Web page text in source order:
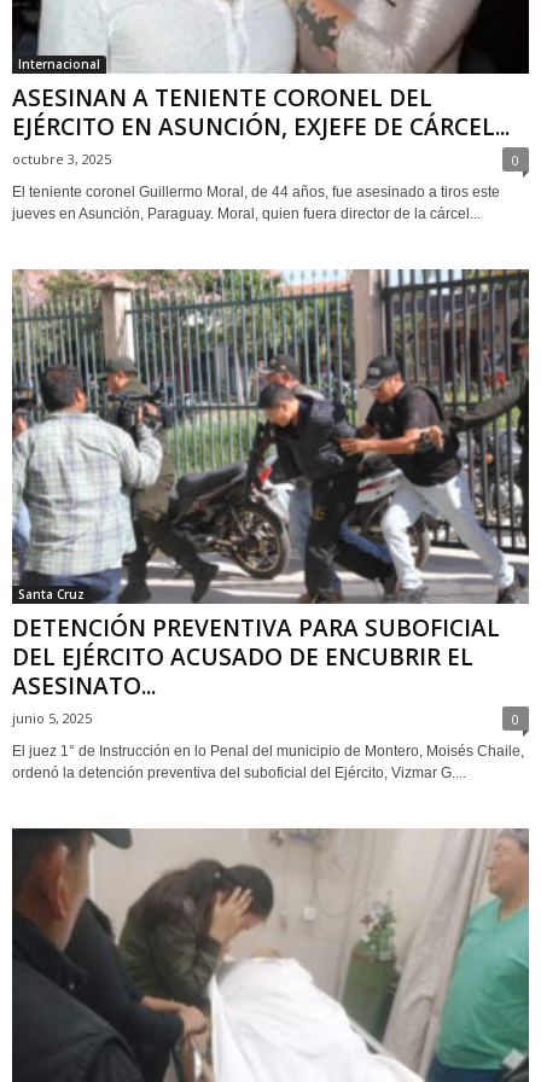
Internacional
ASESINAN A TENIENTE CORONEL DEL
EJÉRCITO EN ASUNCIÓN, EXJEFE DE CÁRCEL...
octubre 3, 2025 0
El teniente coronel Guillermo Moral, de 44 años, fue asesinado a tiros este
jueves en Asunción, Paraguay. Moral, quien fuera director de la cárcel...
Santa Cruz
DETENCIÓN PREVENTIVA PARA SUBOFICIAL
DEL EJÉRCITO ACUSADO DE ENCUBRIR EL
ASESINATO...
junio 5, 2025 0
El juez 1° de Instrucción en lo Penal del municipio de Montero, Moisés Chaile,
ordenó la detención preventiva del suboficial del Ejército, Vizmar G....